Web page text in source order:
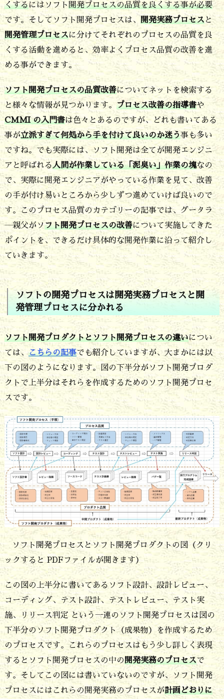
ロ
セ
ス
を
改
善
す
る
に
は
何
を
す
ば
い
い？
2.
ソ
フ
ト
の
開
発
プ
ロ
セ
ス
は
開
発
実
務
ス
と
開
発
管
くするにはソフト開発プロセスの品質を良くする事が必要
です。そしてソフト開発プロセスは、 開発実務プロセスと
開発管理プロセスに分けてそれぞれのプロセスの品質を良
くする活動を進めると、効率よくプロセス品質の改善を進
める事ができます。
ソフト開発プロセスの品質改善についてネットを検索する
と様々な情報が見つかります。 プロセス改善の指導書や
CMMI の入門書は色々とあるのですが、どれも書いてある
事が立派すぎて何処から手を付けて良いのか迷う事も多い
ですね。でも実際には、ソフト開発は全てが開発エンジニ
アと呼ばれる人間が作業している「泥臭い」作業の塊なの
で、実際に開発エンジニアがやっている作業を見て、改善
の手が付け易いところから少しずつ進めていけば良いので
す。このプロセス品質のカテゴリーの記事では、グータラ
―親父がソフト開発プロセスの改善について実施してきた
ポイントを、できるだけ具体的な開発作業に沿って紹介し
ていきます。
ソフトの開発プロセスは開発実務プロセスと開
発管理プロセスに分かれる
ソフト開発プロダクトとソフト開発プロセスの違いについ
ては、こちらの記事でも紹介していますが、大まかには以
下の図のようになります。図の下半分がソフト開発プロダ
クトで上半分はそれらを作成するためのソフト開発プロセ
スです。
ソフト開発プロセスとソフト開発プロダクトの図（クリ
ックすると PDFファイルが開きます）
この図の上半分に書いてあるソフト設計、設計レビュー、
コーディング、テスト設計、テストレビュー、テスト実
施、リリース判定 という一連のソフト開発プロセスは図の
下半分のソフト開発プロダクト（成果物）を作成するため
のプロセスです。これらのプロセスはもう少し詳しく表現
するとソフト開発プロセスの中の開発実務のプロセスで
す。そしてこの図には書いていないのですが、ソフト開発
プロセスにはこれらの開発実務のプロセスが計画どおりに